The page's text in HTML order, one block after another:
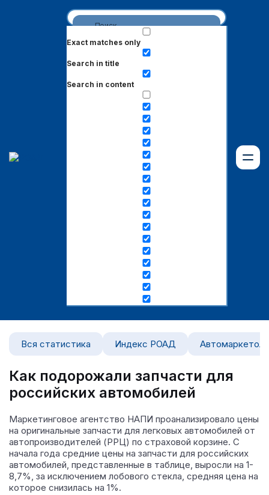
Exact matches only
Search in title
Search in content
Вся статистика Индекс РОАД
Как подорожали запчасти для
российских автомобилей
Маркетинговое агентство НАПИ проанализировало цены
на оригинальные запчасти для легковых автомобилей от
автопроизводителей (РРЦ) по страховой корзине. С
начала года средние цены на запчасти для российских
автомобилей, представленные в таблице, выросли на 1-
8,7%, за исключением лобового стекла, средняя цена на
которое снизилась на 1%.